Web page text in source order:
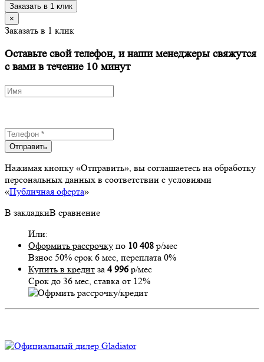
Заказать в 1 клик
×
Заказать в 1 клик
Оставьте свой телефон, и наши менеджеры свяжутся
с вами в течение 10 минут
Отправить
Нажимая кнопку «Отправить», вы соглашаетесь на обработку
персональных данных в соответствии с условиями
«Публичная оферта»
В закладкиВ сравнение
Или:
Оформить рассрочку по 10 408 р/мес
Взнос 50% срок 6 мес, переплата 0%
Купить в кредит за 4 996 р/мес
Срок до 36 мес, ставка от 12%